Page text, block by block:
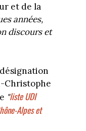
et de la
années,
discours et
Christophe
"liste UDI
Alpes et